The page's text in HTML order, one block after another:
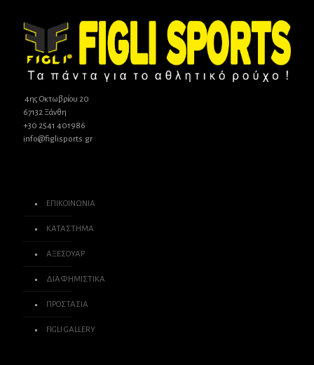
4ης Οκτωβρίου 20
67132 Ξάνθη
+30 2541 401986
info@figlisports.gr
ΕΠΙΚΟΙΝΩΝΙΑ
ΚΑΤΑΣΤΗΜΑ
ΑΞΕΣΟΥΑΡ
ΔΙΑΦΗΜΙΣΤΙΚΑ
ΠΡΟΣΤΑΣΙΑ
FIGLI GALLERY